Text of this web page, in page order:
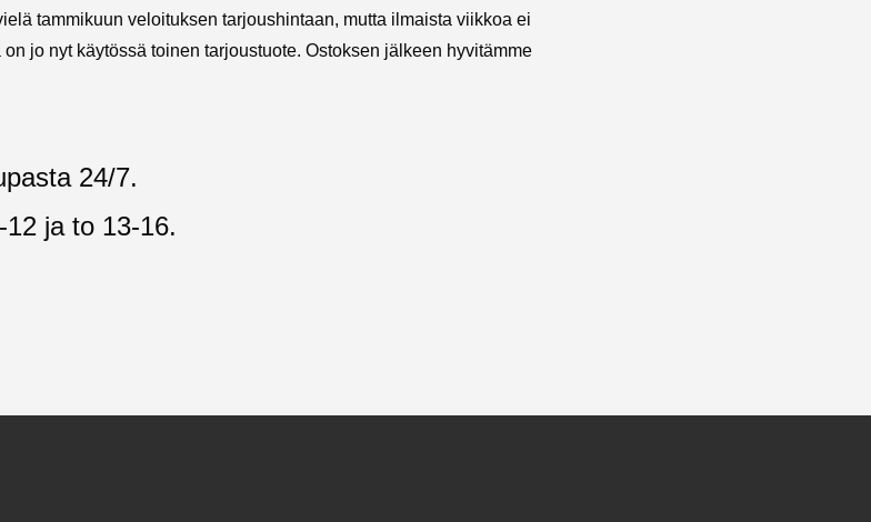
tammikuun veloituksen tarjoushintaan, mutta ilmaista viikkoa ei
jo nyt käytössä toinen tarjoustuote. Ostoksen jälkeen hyvitämme
24/7.
ja to 13-16.